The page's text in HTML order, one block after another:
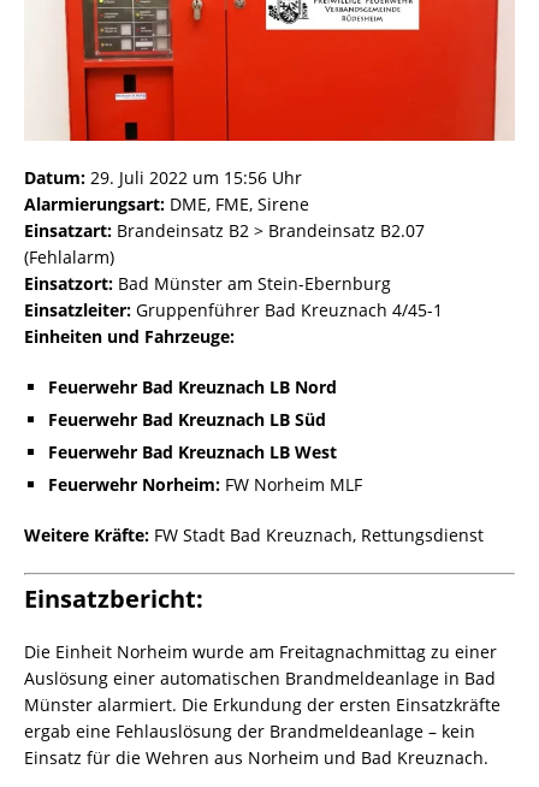
Datum: 29. Juli 2022 um 15:56 Uhr
Alarmierungsart: DME, FME, Sirene
Einsatzart: Brandeinsatz B2 > Brandeinsatz B2.07
(Fehlalarm)
Einsatzort: Bad Münster am Stein-Ebernburg
Einsatzleiter: Gruppenführer Bad Kreuznach 4/45-1
Einheiten und Fahrzeuge:
Feuerwehr Bad Kreuznach LB Nord
Feuerwehr Bad Kreuznach LB Süd
Feuerwehr Bad Kreuznach LB West
Feuerwehr Norheim: FW Norheim MLF
Weitere Kräfte: FW Stadt Bad Kreuznach, Rettungsdienst
Einsatzbericht:
Die Einheit Norheim wurde am Freitagnachmittag zu einer
Auslösung einer automatischen Brandmeldeanlage in Bad
Münster alarmiert. Die Erkundung der ersten Einsatzkräfte
ergab eine Fehlauslösung der Brandmeldeanlage – kein
Einsatz für die Wehren aus Norheim und Bad Kreuznach.